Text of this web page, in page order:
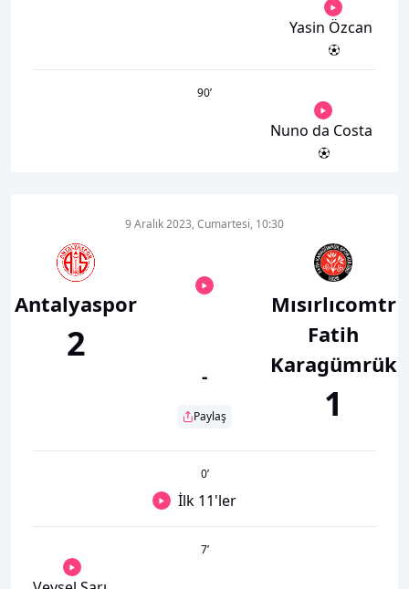
Yasin Özcan
90’
Nuno da Costa
Antalyaspor
2
9 Aralık 2023, Cumartesi, 10:30
-
Paylaş
Mısırlıcomtr
Fatih
Karagümrük
1
0’
İlk 11'ler
7’